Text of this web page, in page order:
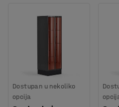
Dostupan u nekoliko
opcija